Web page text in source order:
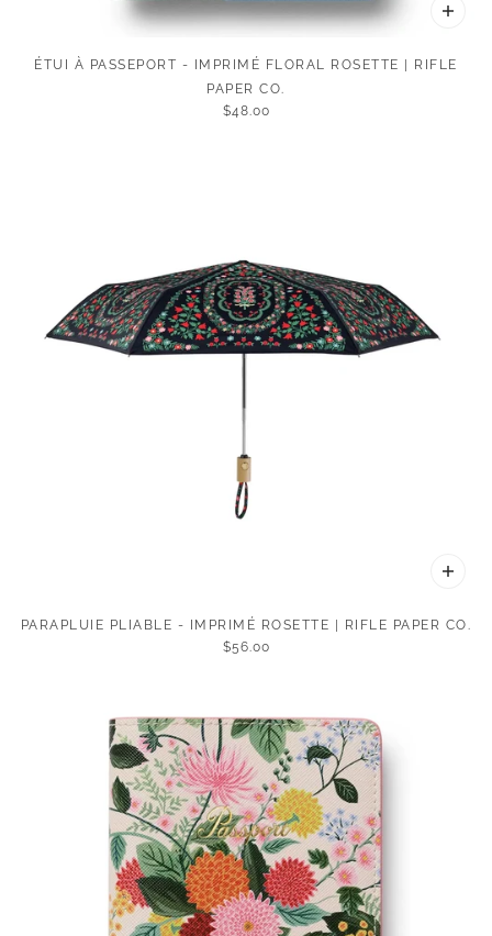
ÉTUI À PASSEPORT - IMPRIMÉ FLORAL ROSETTE | RIFLE
PAPER CO.
$48.00
PARAPLUIE PLIABLE - IMPRIMÉ ROSETTE | RIFLE PAPER CO.
$56.00